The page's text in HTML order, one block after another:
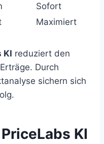
Sofort
Maximiert
KI reduziert den
Durch
sichern sich
KI